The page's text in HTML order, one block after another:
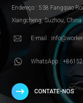
Endereço : 538 Fangqiao
Xiangcheng, Suzhou, China
E-mail :
WhatsApp :
CONTATE-NOS